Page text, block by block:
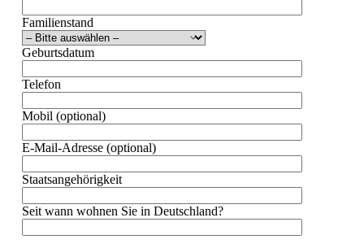
Familienstand
Geburtsdatum
Telefon
Mobil (optional)
E-Mail-Adresse (optional)
Staatsangehörigkeit
Seit wann wohnen Sie in Deutschland?